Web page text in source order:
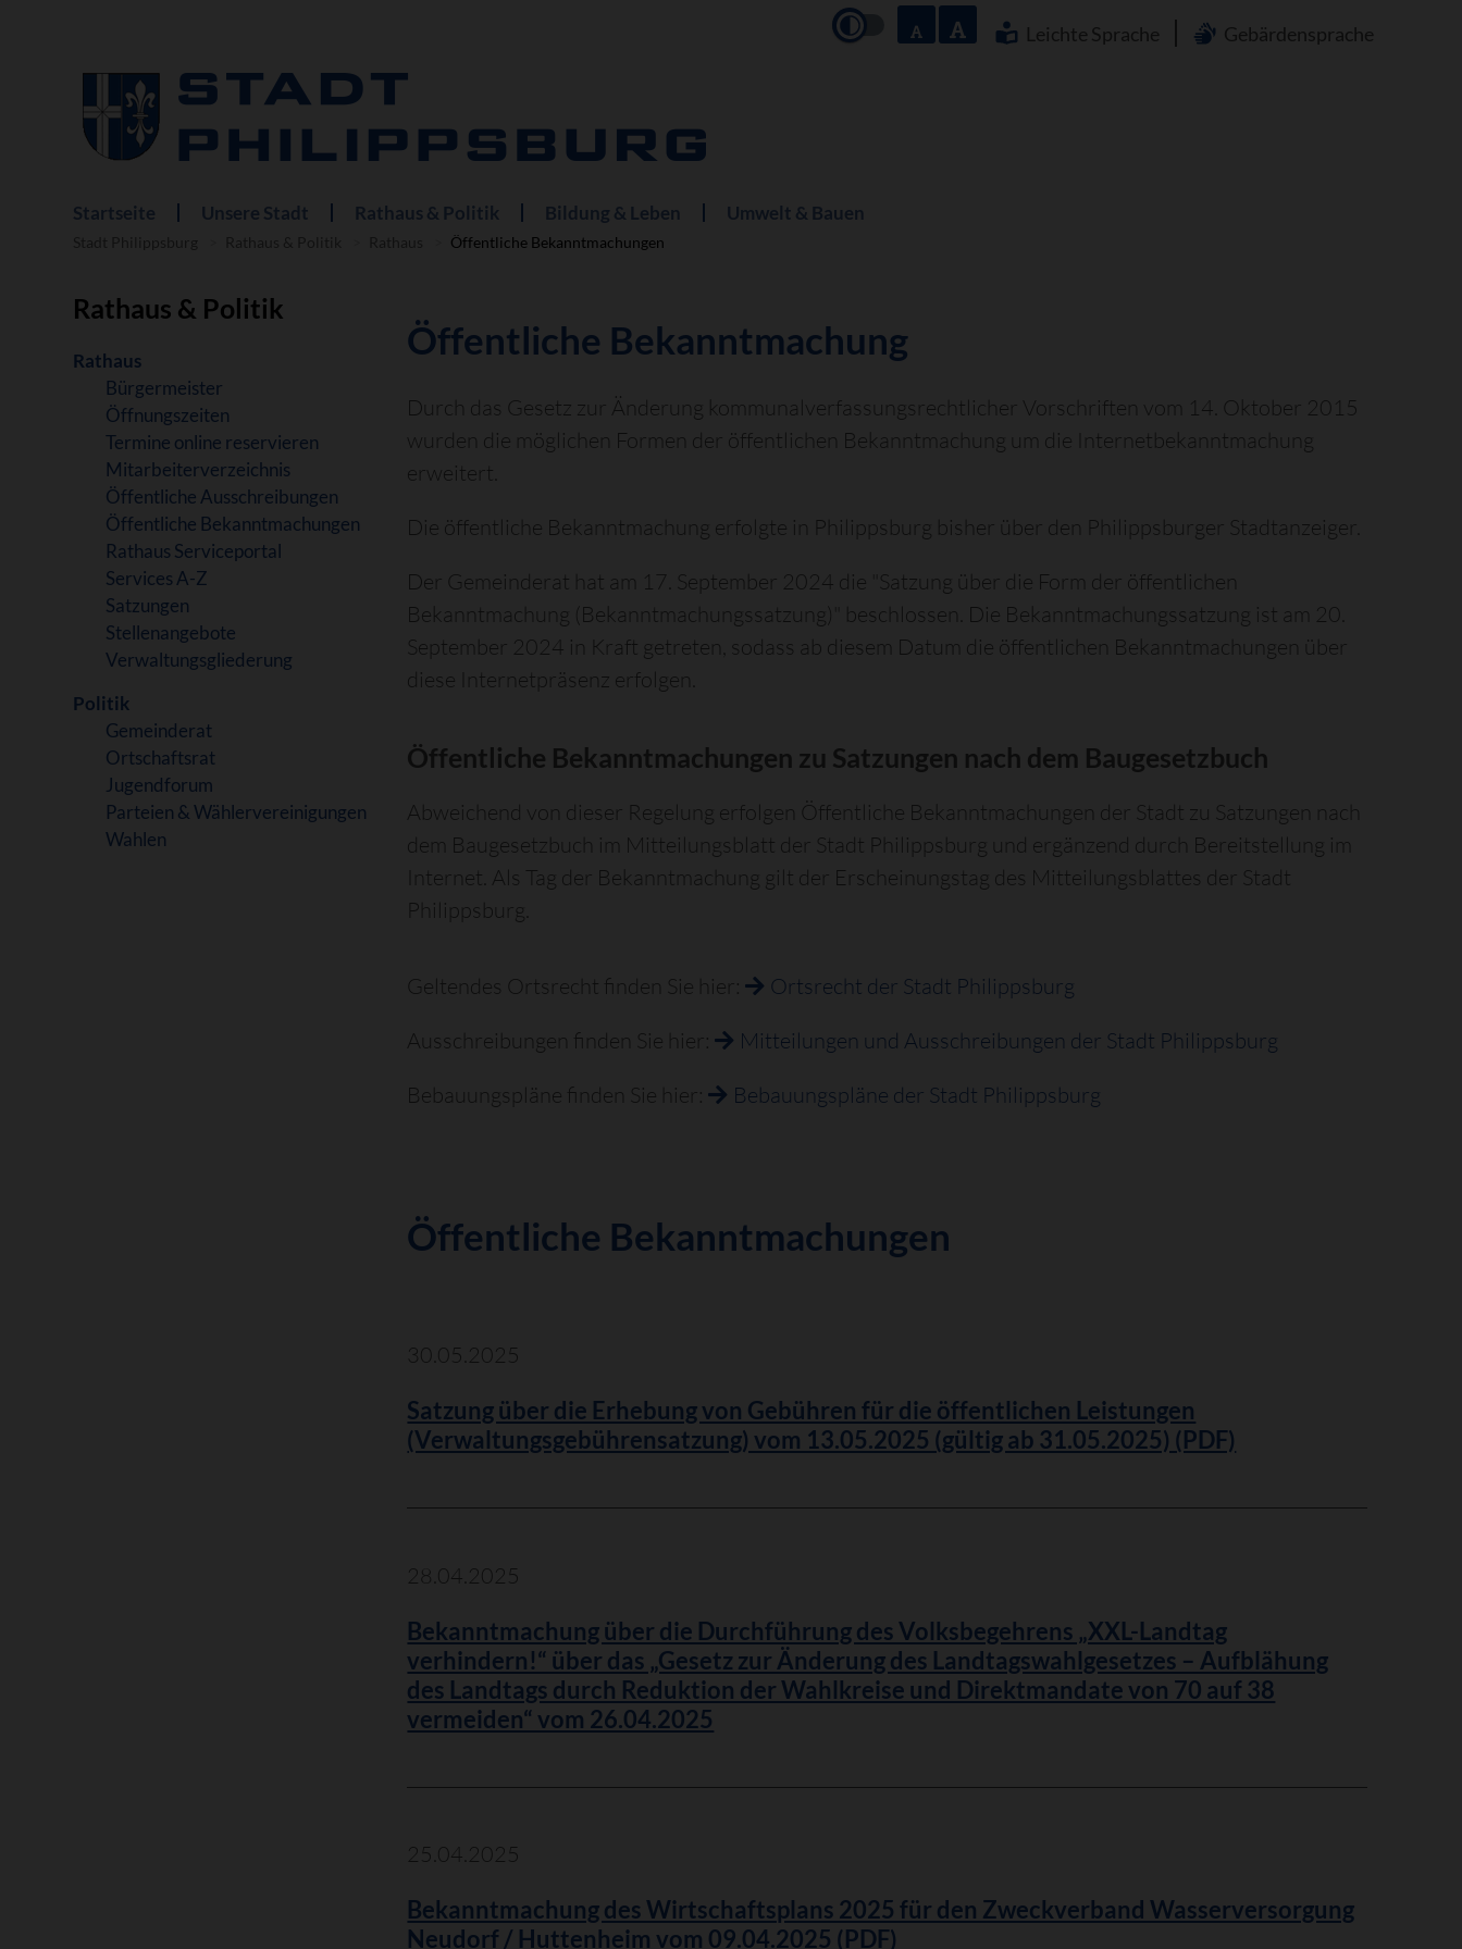
Leichte Sprache Gebärdensprache
Navigation
überspringen
Startseite Unsere Stadt Rathaus & Politik Bildung & Leben Umwelt & Bauen
Öffentliche Bekanntmachungen
Rathaus & Politik
Navigation
überspringen
Rathaus
Bürgermeister
Öffnungszeiten
Termine online reservieren
Mitarbeiterverzeichnis
Öffentliche Ausschreibungen
Öffentliche Bekanntmachungen
Rathaus Serviceportal
Services A-Z
Satzungen
Stellenangebote
Verwaltungsgliederung
Politik
Gemeinderat
Ortschaftsrat
Jugendforum
Parteien & Wählervereinigungen
Wahlen
Öffentliche Bekanntmachung
Durch das Gesetz zur Änderung kommunalverfassungsrechtlicher Vorschriften vom 14. Oktober 2015
wurden die möglichen Formen der öffentlichen Bekanntmachung um die Internetbekanntmachung
erweitert.
Die öffentliche Bekanntmachung erfolgte in Philippsburg bisher über den Philippsburger Stadtanzeiger.
Der Gemeinderat hat am 17. September 2024 die "Satzung über die Form der öffentlichen
Bekanntmachung (Bekanntmachungssatzung)" beschlossen. Die Bekanntmachungssatzung ist am 20.
September 2024 in Kraft getreten, sodass ab diesem Datum die öffentlichen Bekanntmachungen über
diese Internetpräsenz erfolgen.
Öffentliche Bekanntmachungen zu Satzungen nach dem Baugesetzbuch
Abweichend von dieser Regelung erfolgen Öffentliche Bekanntmachungen der Stadt zu Satzungen nach
dem Baugesetzbuch im Mitteilungsblatt der Stadt Philippsburg und ergänzend durch Bereitstellung im
Internet. Als Tag der Bekanntmachung gilt der Erscheinungstag des Mitteilungsblattes der Stadt
Philippsburg.
Geltendes Ortsrecht finden Sie hier:
Ortsrecht der Stadt Philippsburg
Ausschreibungen finden Sie hier:
Mitteilungen und Ausschreibungen der Stadt Philippsburg
Bebauungspläne finden Sie hier:
Bebauungspläne der Stadt Philippsburg
Öffentliche Bekanntmachungen
30.05.2025
Satzung über die Erhebung von Gebühren für die öffentlichen Leistungen
(Verwaltungsgebührensatzung) vom 13.05.2025 (gültig ab 31.05.2025) (PDF)
28.04.2025
Bekanntmachung über die Durchführung des Volksbegehrens „XXL-Landtag
verhindern!“ über das „Gesetz zur Änderung des Landtagswahlgesetzes – Aufblähung
des Landtags durch Reduktion der Wahlkreise und Direktmandate von 70 auf 38
vermeiden“ vom 26.04.2025
25.04.2025
Bekanntmachung des Wirtschaftsplans 2025 für den Zweckverband Wasserversorgung
Neudorf / Huttenheim vom 09.04.2025 (PDF)